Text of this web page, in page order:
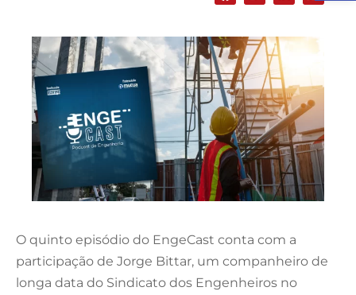
O quinto episódio do EngeCast conta com a
participação de Jorge Bittar, um companheiro de
longa data do Sindicato dos Engenheiros no